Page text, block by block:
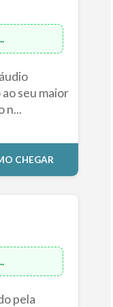
seu maior
n...
CHEGAR
pela